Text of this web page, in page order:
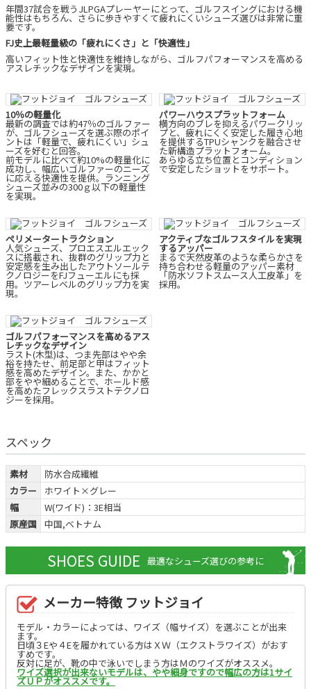
年間37試合を戦うJLPGAプレーヤーにとって、ゴルフスイングにおける機
能性はもちろん、さらに歩きやすくて疲れにくいシューズ選びは非常に重
要です。
FJ史上最軽量級の「疲れにくさ」と「快適性」
高いフィット性と快適性を維持しながら、ゴルフパフォーマンスを高める
アスレチックなデザインを実現。
10％の軽量化
最新の調査では約47％のゴルファー
が、ゴルフシューズを選ぶ際のポイ
ントは「軽量で、疲れにくい」シュ
ーズを好むと回答。
前モデルに比べて約10%の軽量化に
成功し、幅広いゴルファーのニーズ
に応える快適性を提供。ランニング
シューズ並みの300ｇ以下の軽量性
を実現。
パワーハウスプラットフォーム
横方向のブレを抑えるパワークリッ
プと、疲れにくく安定した履き心地
を提供するTPUシャンクを融合させ
た新構造プラットフォーム。
あらゆる立ち位置とコンディション
で安定したショットをサポート。
ペリメータートラクション
人気シューズ、プロエスエルエック
スに搭載され、抜群のグリップ力と
安定感を生み出したアウトソールテ
クノロジーをFJフューエルにも採
用。ツアーレベルのグリップ力を実
現。
アクティブなゴルフスタイルを実現
するアッパー
まるで天然皮革のような柔らかさを
持ち合わせる軽量のアッパー素材
「防水ソフトスムース人工皮革」を
採用。
ゴルフパフォーマンスを高めるアス
レチックなデザイン
ラスト(木型)は、つま先部はやや余
裕を持たせ、前足部と甲はフィット
感を高めたデザイン。また、かかと
部をやや細めることで、ホールド感
を高めたフレックスラストテクノロ
ジーを採用。
スペック
素材
防水合成繊維
カラー
ホワイト×グレー
幅
W(ワイド)：3E相当
原産国
中国,ベトナム
SHOES GUIDE 最適なシューズ選びの参考に
メーカー特徴 フットジョイ
モデル・カラーによっては、ワイズ（幅サイズ）を選ぶことが出来
ます。
日頃３Eや４Eを履かれている方はＸＷ（エクストラワイズ）がおす
すめです。
反対に足が、靴の中で泳いでしまう方はＭのワイズがオススメ。
ワイズ選択が出来ないモデルは、やや細身ですので幅広の方は1サイ
ズＵＰがオススメです。